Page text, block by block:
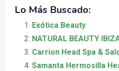
Lo Más Buscado:
Exótica Beauty
NATURAL BEAUTY
Carrion Head Spa &
Samanta Hermosilla